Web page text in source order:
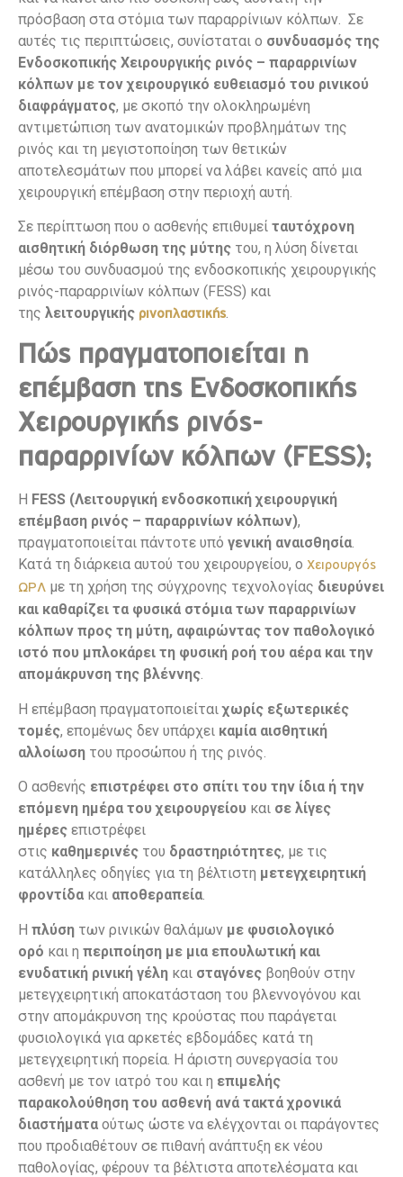
πρόσβαση στα στόμια των παραρρίνιων κόλπων. Σε
αυτές τις περιπτώσεις, συνίσταται ο συνδυασμός της
Ενδοσκοπικής Χειρουργικής ρινός – παραρρινίων
κόλπων με τον χειρουργικό ευθειασμό του ρινικού
διαφράγματος, με σκοπό την ολοκληρωμένη
αντιμετώπιση των ανατομικών προβλημάτων της
ρινός και τη μεγιστοποίηση των θετικών
αποτελεσμάτων που μπορεί να λάβει κανείς από μια
χειρουργική επέμβαση στην περιοχή αυτή.
Σε περίπτωση που ο ασθενής επιθυμεί ταυτόχρονη
αισθητική διόρθωση της μύτης του, η λύση δίνεται
μέσω του συνδυασμού της ενδοσκοπικής χειρουργικής
ρινός-παραρρινίων κόλπων (FESS) και
της λειτουργικής ρινοπλαστικής.
Πώς πραγματοποιείται η
επέμβαση της Ενδοσκοπικής
Χειρουργικής ρινός-
παραρρινίων κόλπων (FESS);
Η FESS (Λειτουργική ενδοσκοπική χειρουργική
επέμβαση ρινός – παραρρινίων κόλπων),
πραγματοποιείται πάντοτε υπό γενική αναισθησία.
Κατά τη διάρκεια αυτού του χειρουργείου, ο Χειρουργός
ΩΡΛ με τη χρήση της σύγχρονης τεχνολογίας διευρύνει
και καθαρίζει τα φυσικά στόμια των παραρρινίων
κόλπων προς τη μύτη, αφαιρώντας τον παθολογικό
ιστό που μπλοκάρει τη φυσική ροή του αέρα και την
απομάκρυνση της βλέννης.
Η επέμβαση πραγματοποιείταιχωρίς εξωτερικές
τομές, επομένως δεν υπάρχει καμία αισθητική
αλλοίωση του προσώπου ή της ρινός.
Ο ασθενής επιστρέφει στο σπίτι του την ίδια ή την
επόμενη ημέρα του χειρουργείου και σε λίγες
ημέρες επιστρέφει
στις καθημερινές του δραστηριότητες, με τις
κατάλληλες οδηγίες για τη βέλτιστη μετεγχειρητική
φροντίδα και αποθεραπεία.
Η πλύση των ρινικών θαλάμων με φυσιολογικό
ορό και η περιποίηση με μια επουλωτική και
ενυδατική ρινική γέλη και σταγόνες βοηθούν στην
μετεγχειρητική αποκατάσταση του βλεννογόνου και
στην απομάκρυνση της κρούστας που παράγεται
φυσιολογικά για αρκετές εβδομάδες κατά τη
μετεγχειρητική πορεία. Η άριστη συνεργασία του
ασθενή με τον ιατρό του και η επιμελής
παρακολούθηση του ασθενή ανά τακτά χρονικά
διαστήματα ούτως ώστε να ελέγχονται οι παράγοντες
που προδιαθέτουν σε πιθανή ανάπτυξη εκ νέου
παθολογίας, φέρουν τα βέλτιστα αποτελέσματα και